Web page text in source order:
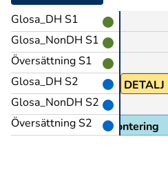
Glosa_DH S1
Glosa_NonDH S1
Översättning S1
Glosa_DH S2
Glosa_NonDH S2
Översättning S2
DETALJ
med detaljmontering